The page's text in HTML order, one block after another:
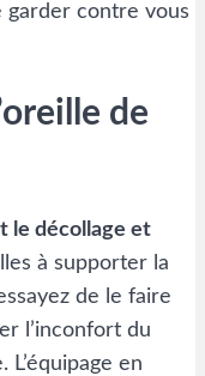
contre vous
de
le décollage et
à supporter la
de le faire
l’inconfort du
L’équipage en